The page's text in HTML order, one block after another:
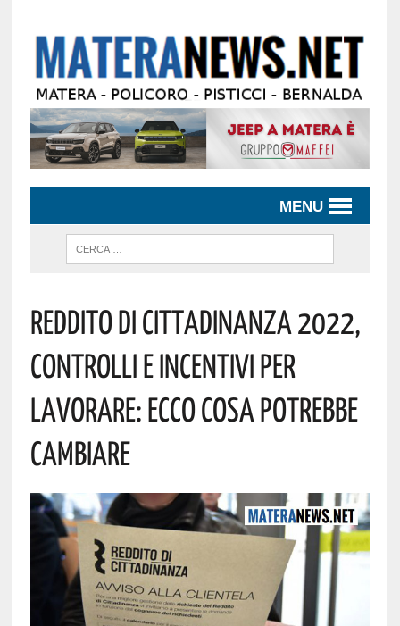
MENU
Reddito Di Cittadinanza 2022,
Controlli E Incentivi Per
Lavorare: Ecco Cosa Potrebbe
Cambiare